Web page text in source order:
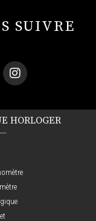
SUIVRE
HORLOGER